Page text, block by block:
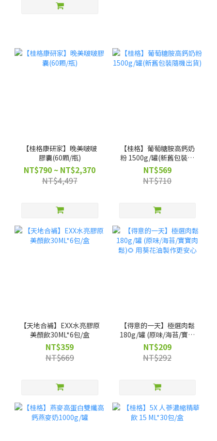
【桂格康研家】晚美啵啵
膠囊(60顆/瓶)
NT$790 ~ NT$2,370
NT$4,497
【桂格】葡萄糖胺高鈣奶
粉 1500g/罐(新舊包裝隨
機出貨)
NT$569
NT$710
【天地合補】EXX水亮膠原
美顏飲30ML*6包/盒
NT$359
NT$669
【得意的一天】極選肉鬆
180g/罐 (原味/海苔/寶寶
肉鬆)🌻 用葵花油製作更安
心
NT$209
NT$292